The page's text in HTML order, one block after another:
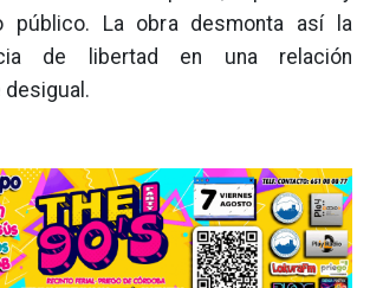
público. La obra desmonta así la
de libertad en una relación